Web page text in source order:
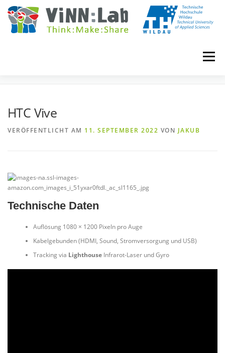
Zum
Inhalt
springen
Menü
EVENTS WIKI UNIVERSITY COURSES
HTC Vive
VERÖFFENTLICHT AM 11. SEPTEMBER 2022 VON JAKUB
Technische Daten
Auflösung 1080 × 1200 Pixeln pro Auge
Kabelgebunden (HDMI, Sound, Stromversorgung und USB)
Tracking via LighthouseInfrarot-Laser und Gyro